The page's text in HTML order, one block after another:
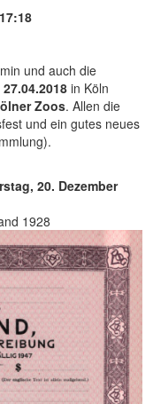
und auch die
27.04.2018in Köln
Zoos. Allen die
und ein gutes neues
20. Dezember
1928